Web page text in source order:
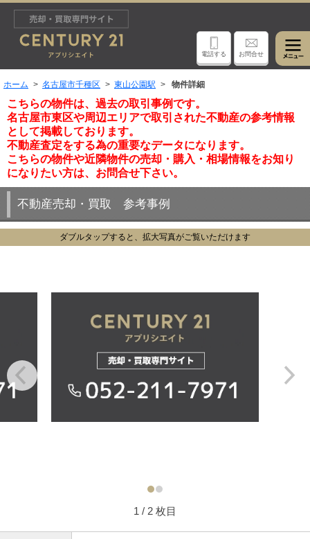
電話する お問合せ
ホーム 名古屋市千種区 東山公園駅 物件詳細
こちらの物件は、過去の取引事例です。
名古屋市東区や周辺エリアで取引された不動産の参考情報
として掲載しております。
不動産査定をする為の重要なデータになります。
こちらの物件や近隣物件の売却・購入・相場情報をお知り
になりたい方は、お問合せ下さい。
不動産売却・買取 参考事例
ダブルタップすると、拡大写真がご覧いただけます
1 / 2 枚目